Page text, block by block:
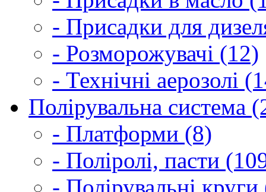
- Присадки для
- Розморожувачі (12)
- Технічні аерозолі
Полірувальна система
- Платформи (8)
- Поліролі, пасти
- Полірувальні